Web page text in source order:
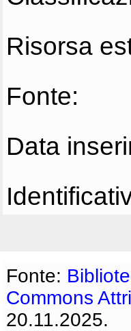
Risorsa
Fonte:
Data
Fonte:
Commons
20.11.2025.